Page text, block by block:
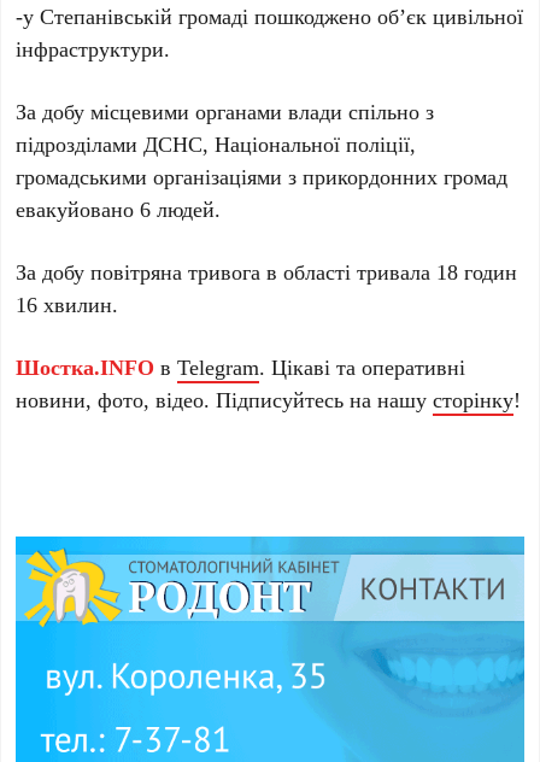
-у Степанівській громаді пошкоджено об’єк цивільної
інфраструктури.
За добу місцевими органами влади спільно з
підрозділами ДСНС, Національної поліції,
громадськими організаціями з прикордонних громад
евакуйовано 6 людей.
За добу повітряна тривога в області тривала 18 годин
16 хвилин.
Шостка.INFO вTelegram. Цікаві та оперативні
новини, фото, відео. Підписуйтесь на нашусторінку!